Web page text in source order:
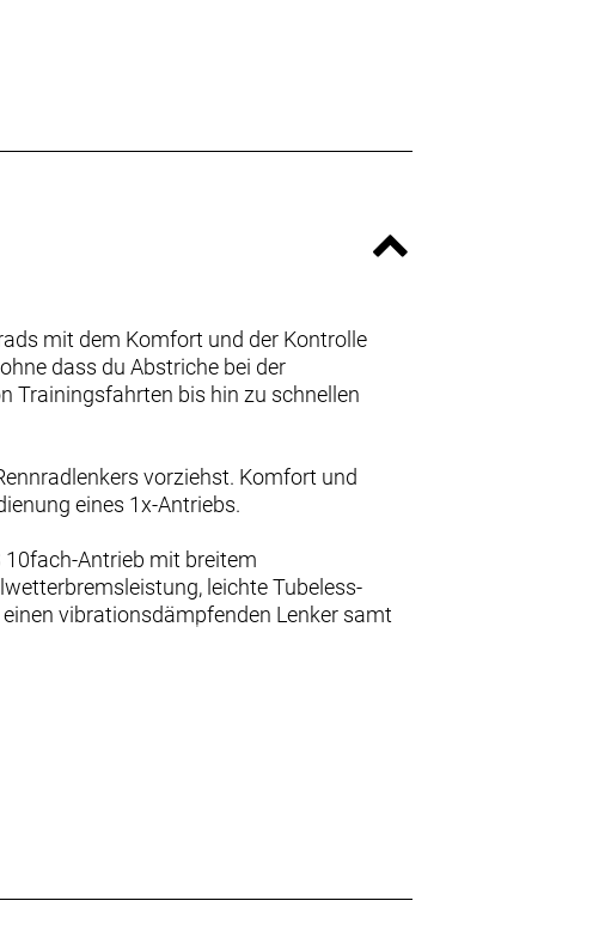
mit dem Komfort und der Kontrolle
dass du Abstriche bei der
Trainingsfahrten bis hin zu schnellen
vorziehst. Komfort und
eines 1x-Antriebs.
10fach-Antrieb mit breitem
leichte Tubeless-
vibrationsdämpfenden Lenker samt
eines einzigen Schalthebels.
greifen zu müssen.